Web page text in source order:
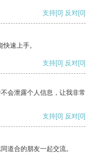
支持[0] 反对[0]
速上手。
支持[0] 反对[0]
会泄露个人信息，让我非常
支持[0] 反对[0]
道合的朋友一起交流。